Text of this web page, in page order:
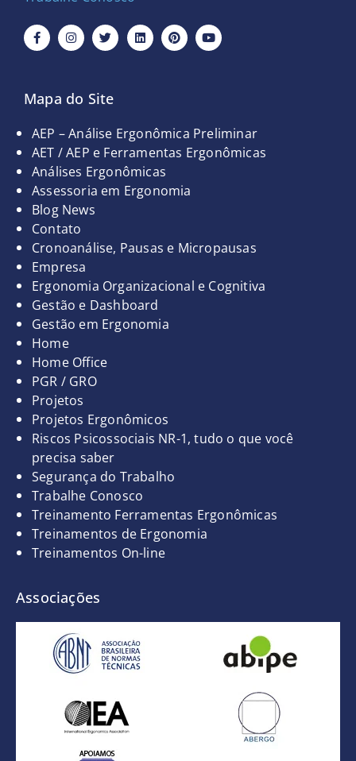
F
a
c
o
k
f
I
n
s
r
a
T
w
i
r
L
i
n
P
i
n
Y
o
u
Mapa do Site
AEP – Análise Ergonômica Preliminar
AET / AEP e Ferramentas Ergonômicas
Análises Ergonômicas
Assessoria em Ergonomia
Blog News
Contato
Cronoanálise, Pausas e Micropausas
Empresa
Ergonomia Organizacional e Cognitiva
Gestão e Dashboard
Gestão em Ergonomia
Home
Home Office
PGR / GRO
Projetos
Projetos Ergonômicos
Riscos Psicossociais NR-1, tudo o que você
precisa saber
Segurança do Trabalho
Trabalhe Conosco
Treinamento Ferramentas Ergonômicas
Treinamentos de Ergonomia
Treinamentos On-line
Associações